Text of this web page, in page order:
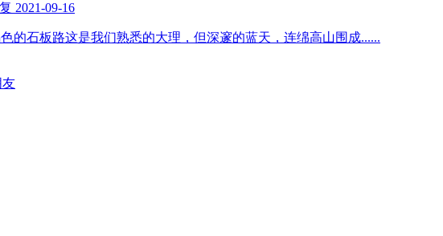
2021-09-16
的石板路这是我们熟悉的大理，但深邃的蓝天，连绵高山围成......
友